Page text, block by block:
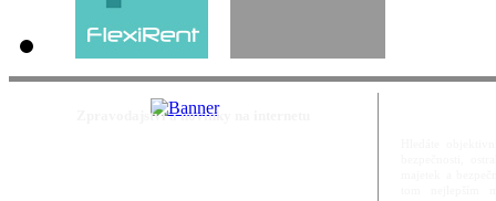
Zpravodajství a novinky na internetu